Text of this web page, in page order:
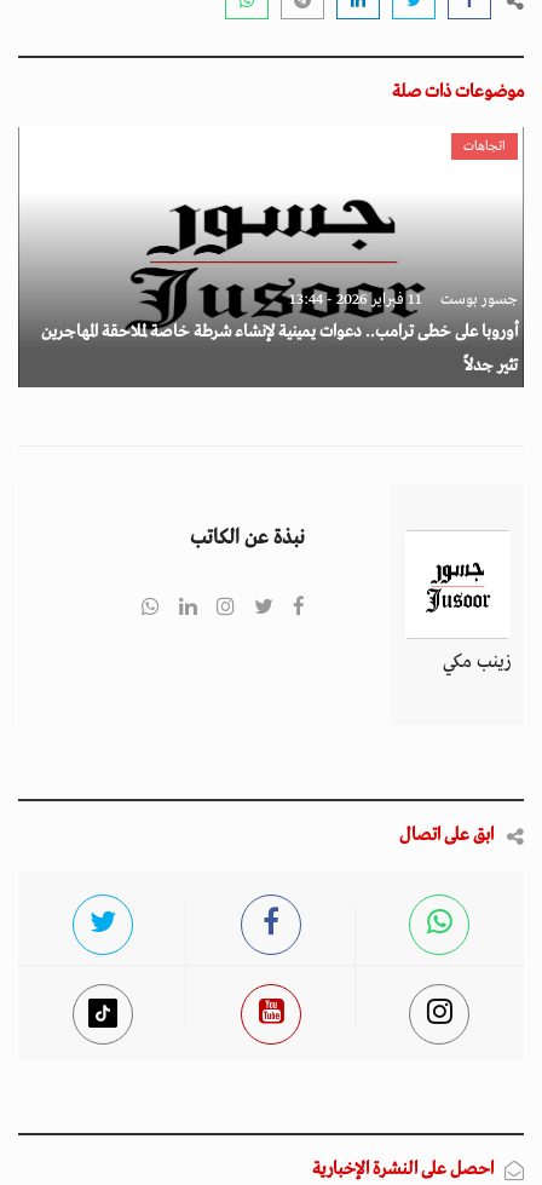
موضوعات ذات صلة
اتجاهات
جسور بوست 11 فبراير 2026 - 13:44
أوروبا على خطى ترامب.. دعوات يمينية لإنشاء شرطة خاصة لملاحقة المهاجرين
تثير جدلاً
زينب مكي
نبذة عن الكاتب
ابق على اتصال
احصل على النشرة الإخبارية